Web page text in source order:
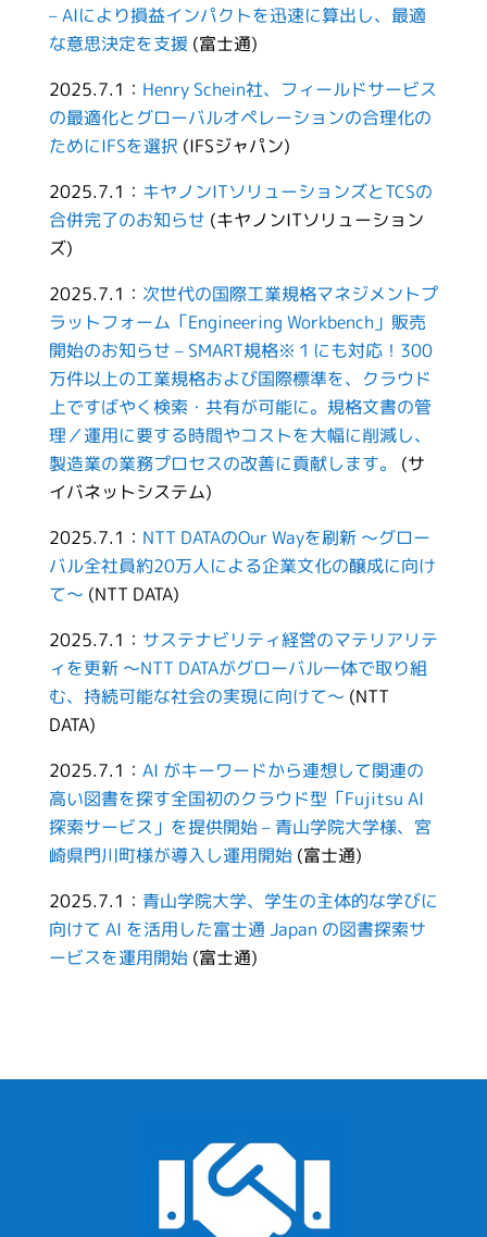
– AIにより損益インパクトを迅速に算出し、最適
な意思決定を支援(富士通)
2025.7.1： Henry Schein社、フィールドサービス
の最適化とグローバルオペレーションの合理化の
ためにIFSを選択 (IFSジャパン)
2025.7.1： キヤノンITソリューションズとTCSの
合併完了のお知らせ (キヤノンITソリューション
ズ)
2025.7.1： 次世代の国際工業規格マネジメントプ
ラットフォーム「Engineering Workbench」販売
開始のお知らせ – SMART規格※１にも対応！300
万件以上の工業規格および国際標準を、クラウド
上ですばやく検索・共有が可能に。規格文書の管
理／運用に要する時間やコストを大幅に削減し、
製造業の業務プロセスの改善に貢献します。
(サ
イバネットシステム)
2025.7.1： NTT DATAのOur Wayを刷新 ～グロー
バル全社員約20万人による企業文化の醸成に向け
て～ (NTT DATA)
2025.7.1： サステナビリティ経営のマテリアリテ
ィを更新 ～NTT DATAがグローバル一体で取り組
む、持続可能な社会の実現に向けて～ (NTT
DATA)
2025.7.1： AI がキーワードから連想して関連の
高い図書を探す全国初のクラウド型「Fujitsu AI
探索サービス」を提供開始 – 青山学院大学様、宮
崎県門川町様が導入し運用開始(富士通)
2025.7.1： 青山学院大学、学生の主体的な学びに
向けて AI を活用した富士通 Japan の図書探索サ
ービスを運用開始(富士通)